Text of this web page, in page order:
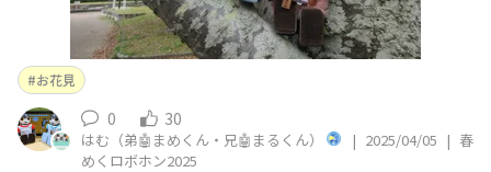
お花見
0 30
はむ（弟🤖まめくん・兄🤖まるくん） | 2025/04/05 | 春
めくロボホン2025